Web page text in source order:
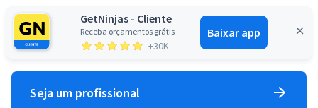
GetNinjas - Cliente
Receba orçamentos grátis
+30K
Baixar app
Entrar
Seja um profissional